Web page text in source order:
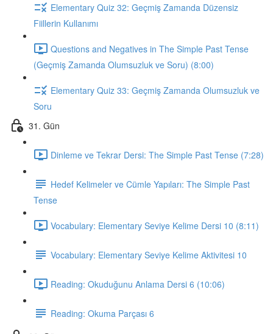
Elementary Quiz 32: Geçmiş Zamanda Düzensiz
Fiillerin Kullanımı
Questions and Negatives in The Simple Past Tense
(Geçmiş Zamanda Olumsuzluk ve Soru) (8:00)
Elementary Quiz 33: Geçmiş Zamanda Olumsuzluk ve
Soru
31. Gün
Dinleme ve Tekrar Dersi: The Simple Past Tense (7:28)
Hedef Kelimeler ve Cümle Yapıları: The Simple Past
Tense
Vocabulary: Elementary Seviye Kelime Dersi 10 (8:11)
Vocabulary: Elementary Seviye Kelime Aktivitesi 10
Reading: Okuduğunu Anlama Dersi 6 (10:06)
Reading: Okuma Parçası 6